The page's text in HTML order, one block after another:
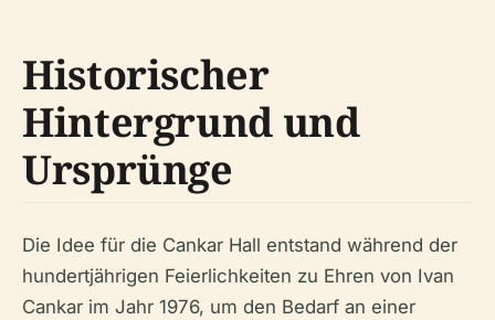
Historischer
Hintergrund und
Ursprünge
Die Idee für die Cankar Hall entstand während der
hundertjährigen Feierlichkeiten zu Ehren von Ivan
Cankar im Jahr 1976, um den Bedarf an einer